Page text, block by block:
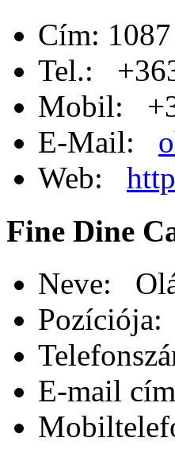
Cím:
Tel.:
Mobil:
E-Mail:
Web:
Fine Dine
Neve:
Pozíciója:
E-mail